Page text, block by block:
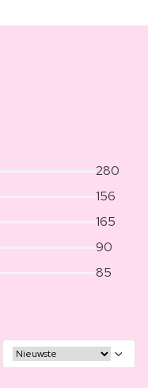
280
156
165
90
85